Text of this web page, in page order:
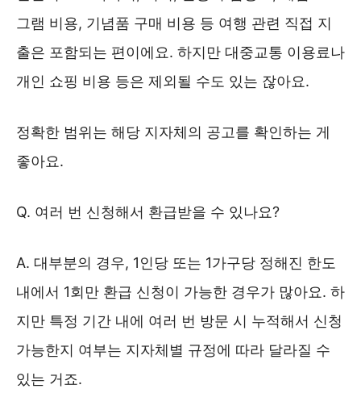
그램 비용, 기념품 구매 비용 등 여행 관련 직접 지
출은 포함되는 편이에요. 하지만 대중교통 이용료나
개인 쇼핑 비용 등은 제외될 수도 있는 잖아요.
정확한 범위는 해당 지자체의 공고를 확인하는 게
좋아요.
Q. 여러 번 신청해서 환급받을 수 있나요?
A. 대부분의 경우, 1인당 또는 1가구당 정해진 한도
내에서 1회만 환급 신청이 가능한 경우가 많아요. 하
지만 특정 기간 내에 여러 번 방문 시 누적해서 신청
가능한지 여부는 지자체별 규정에 따라 달라질 수
있는 거죠.